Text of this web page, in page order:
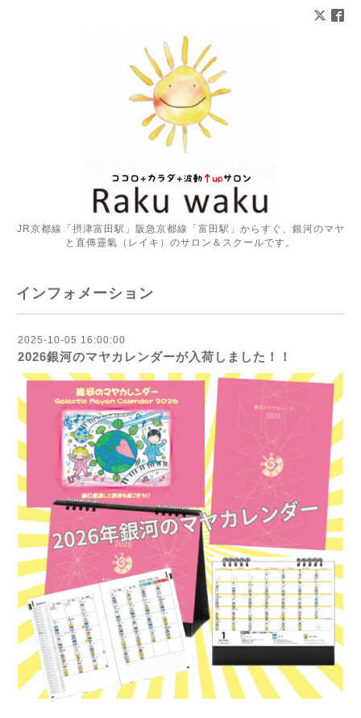
JR京都線「摂津富田駅」阪急京都線「富田駅」からすぐ、銀河のマヤ
と直傳靈氣（レイキ）のサロン＆スクールです。
インフォメーション
2025-10-05 16:00:00
2026銀河のマヤカレンダーが入荷しました！！